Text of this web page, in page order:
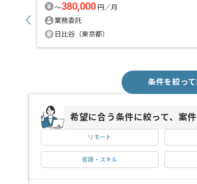
〜380,000 円／月
業務委託
日比谷（東京都）
条件を絞っ
希望に合う条件に絞って、案
リモート
言語・スキル